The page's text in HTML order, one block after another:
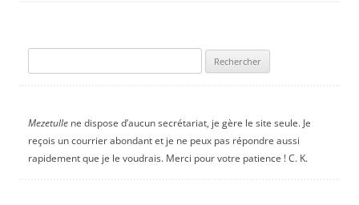
Mezetullene dispose d’aucun secrétariat, je gère le site seule. Je
reçois un courrier abondant et je ne peux pas répondre aussi
rapidement que je le voudrais. Merci pour votre patience ! C. K.